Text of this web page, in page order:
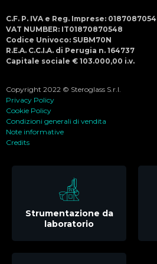
C.F. P. IVA e Reg. Imprese:
VAT NUMBER: IT01870870548
Codice Univoco: SUBM70N
R.E.A. C.C.I.A. di Perugia n. 164737
Capitale sociale € 103.000,00 i.v.
Copyright 2022 © Steroglass S.r.l.
Privacy Policy
Cookie Policy
Condizioni generali di vendita
Note informative
Credits
Strumentazione da
laboratorio